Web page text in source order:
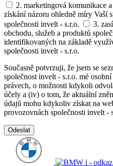
2. marketingová komunikace
získání názoru ohledně míry Vaší
společnosti invelt - s.r.o.
3.
obchodu, služeb a produktů
identifikovaných na základě
společnosti invelt - s.r.o.
Současně potvrzuji, že jsem se
společnost invelt - s.r.o. mé
právech, o možnosti kdykoli
účely a (iv) o tom, že aktuální
údajů mohu kdykoliv získat na
provozovnách společnosti invelt -
Odeslat